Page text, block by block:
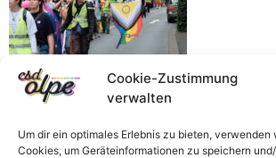
Cookie-Zustimmung
verwalten
Um dir ein optimales Erlebnis zu bieten,
Cookies, um Geräteinformationen zu speichern